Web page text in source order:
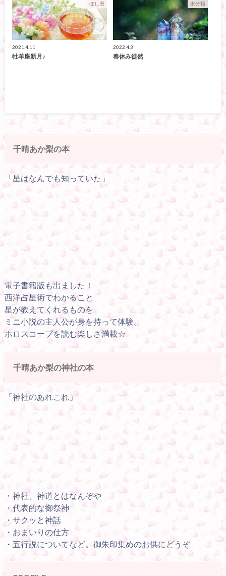
ほし暦
2021.4.11
牡羊座新月♪
未分類
2022.4.3
春休み徒然
千晴あか梨の本
「星はなんでも知っていた」
電子書籍版も出ました！
西洋占星術でわかること
星が教えてくれるものを
ミニ小説の主人公が身を持って体験。
ホロスコープを読む楽しさ満載☆
千晴あか梨の神社の本
「神社のあれこれ」
・神社、神道とはなんぞや
・代表的な御祭神
・サクッと神話
・おまいりの仕方
・五行説についてなど。御朱印集めのお供にどうぞ